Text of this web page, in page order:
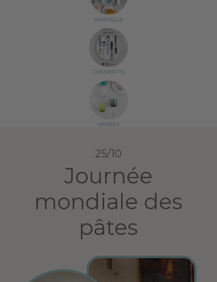
VAISSELLE
COUVERTS
VERRES
25/10
Journée
mondiale des
pâtes